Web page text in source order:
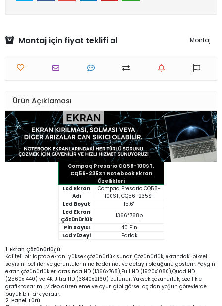
Montaj için fiyat teklifi al Montaj
Ürün Açıklaması
Compaq Presario CQ58-100ST,
CQ56-235ST Notebook Ekran
Özellikleri
Lcd Ekran
Adı
Compaq Presario CQ58-
100ST, CQ56-235ST
Lcd Boyut
15.6"
Lcd Ekran
Çözünürlük
1366*768p
Pin Sayısı
40 Pin
Lcd Yüzeyi
Parlak
1. Ekran Çözünürlüğü
Kaliteli bir laptop ekranı yüksek çözünürlük sunar. Çözünürlük, ekrandaki piksel
sayısını belirler ve görüntülerin ne kadar net ve detaylı olduğunu gösterir. Yaygın
ekran çözünürlükleri arasında HD (1366x768),Full HD (1920x1080),Quad HD
(2560x1440) ve 4K Ultra HD (3840x2160) bulunur. Yüksek çözünürlük, özellikle
grafik tasarımı, video düzenleme ve oyun gibi görsel açıdan yoğun görevlerde
büyük bir fark yaratır.
2. Panel Türü